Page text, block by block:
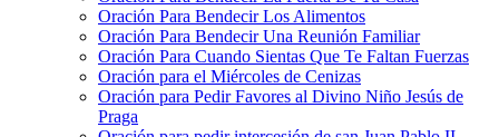
Oración Para Bendecir Los Alimentos
Oración Para Bendecir Una Reunión Familiar
Oración Para Cuando Sientas Que Te Faltan Fuerzas
Oración para el Miércoles de Cenizas
Oración para Pedir Favores al Divino Niño Jesús de
Praga